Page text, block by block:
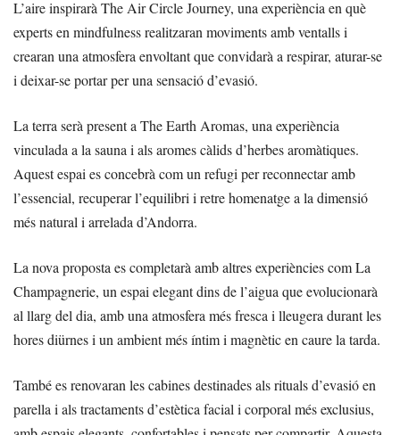
L’aire inspirarà The Air Circle Journey, una experiència en què
experts en mindfulness realitzaran moviments amb ventalls i
crearan una atmosfera envoltant que convidarà a respirar, aturar-se
i deixar-se portar per una sensació d’evasió.
La terra serà present a The Earth Aromas, una experiència
vinculada a la sauna i als aromes càlids d’herbes aromàtiques.
Aquest espai es concebrà com un refugi per reconnectar amb
l’essencial, recuperar l’equilibri i retre homenatge a la dimensió
més natural i arrelada d’Andorra.
La nova proposta es completarà amb altres experiències com La
Champagnerie, un espai elegant dins de l’aigua que evolucionarà
al llarg del dia, amb una atmosfera més fresca i lleugera durant les
hores diürnes i un ambient més íntim i magnètic en caure la tarda.
També es renovaran les cabines destinades als rituals d’evasió en
parella i als tractaments d’estètica facial i corporal més exclusius,